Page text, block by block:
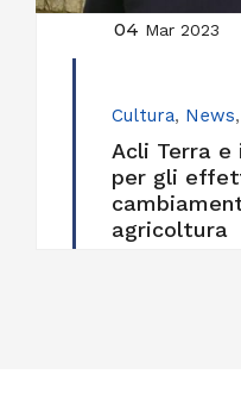
04 Mar 2023
Cultura, News,
Acli Terra
per gli
agricoltura